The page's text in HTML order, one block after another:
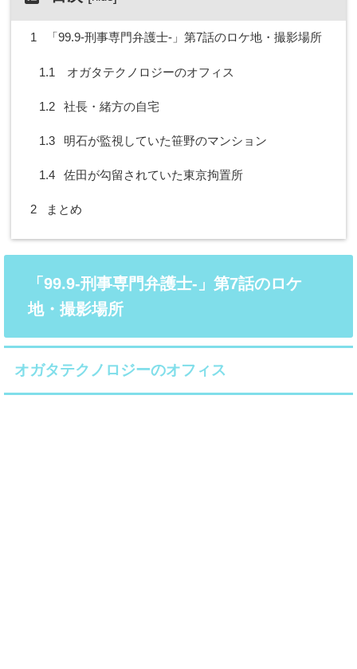
1 「99.9-刑事専門弁護士-」第7話のロケ地・撮影場所
1.1 オガタテクノロジーのオフィス
1.2 社長・緒方の自宅
1.3 明石が監視していた笹野のマンション
1.4 佐田が勾留されていた東京拘置所
2 まとめ
「99.9-刑事専門弁護士-」第7話のロケ
地・撮影場所
オガタテクノロジーのオフィス